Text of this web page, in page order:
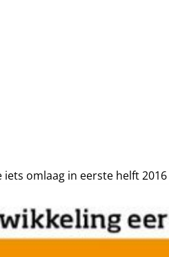
iets omlaag in eerste helft 2016